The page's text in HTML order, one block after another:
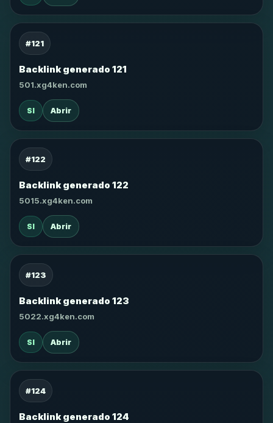
#121
Backlink generado 121
501.xg4ken.com
SI Abrir
#122
Backlink generado 122
5015.xg4ken.com
SI Abrir
#123
Backlink generado 123
5022.xg4ken.com
SI Abrir
#124
Backlink generado 124